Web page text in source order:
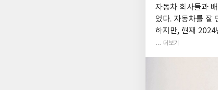
자동차 회사들과
었다. 자동차를 잘
하지만, 현재 2024
... 더보기